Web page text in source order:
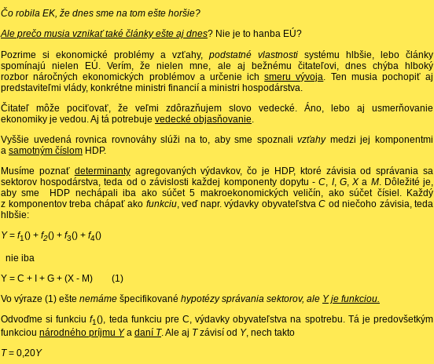
Čo robila EK, že dnes sme na tom ešte horšie?
Ale prečo musia vznikať také články ešte aj dnes? Nie je to hanba EÚ?
Pozrime si ekonomické problémy a vzťahy, podstatné vlastnosti systému hlbšie, lebo články
spomínajú nielen EÚ. Verím, že nielen mne, ale aj bežnému čitateľovi, dnes chýba hlboký
rozbor náročných ekonomických problémov a určenie ichsmeru vývoja . Ten musia pochopiť aj
predstaviteľmi vlády, konkrétne ministri financií a ministri hospodárstva.
Čitateľ môže pociťovať, že veľmi zdôrazňujem slovo vedecké. Áno, lebo aj usmerňovanie
ekonomiky je vedou. Aj tá potrebuje vedecké objasňovanie
Vyššie uvedená rovnica rovnováhy slúži na to, aby sme spoznalivzťahymedzi jej komponentmi
a samotným číslom HDP.
Musíme poznať determinantyagregovaných výdavkov, čo je HDP, ktoré závisia od správania sa
sektorov hospodárstva, teda od o závislosti každej komponenty dopytu -C, I, G,X a M. Dôležité je,
aby sme HDP nechápali iba ako súčet 5 makroekonomických veličín, ako súčet čísiel. Každý
z komponentov treba chápať ako funkciu, veď napr. výdavky obyvateľstva C od niečoho závisia, teda
hlbšie:
Y= f1() + f2() + f3() + f4()
nie iba
Y = C + I + G + (X - M) (1)
Vo výraze (1) ešte nemáme špecifikované hypotézy správania sektorov, ale Y je funkciou.
Odvoďme si funkciuf1(), teda funkciu pre C, výdavky obyvateľstva na spotrebu. Tá je predovšetkým
funkciou národného príjmu Ya daní T. Ale aj Tzávisí od Y, nech takto
T= 0,20Y